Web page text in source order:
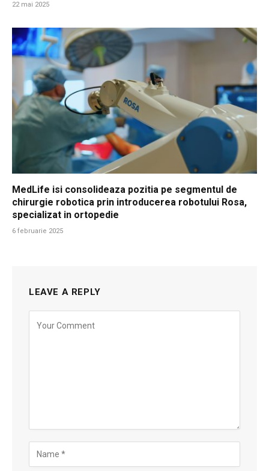
22 mai 2025
MedLife isi consolideaza pozitia pe segmentul de
chirurgie robotica prin introducerea robotului Rosa,
specializat in ortopedie
6 februarie 2025
LEAVE A REPLY